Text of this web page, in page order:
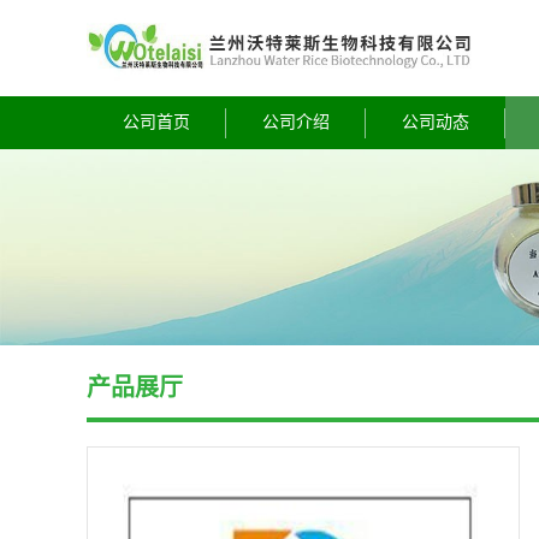
公司首页 公司介绍 公司动态
产品展厅